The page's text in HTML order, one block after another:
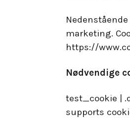
marketing.
https://
Nødvendige
test_cookie |
supports